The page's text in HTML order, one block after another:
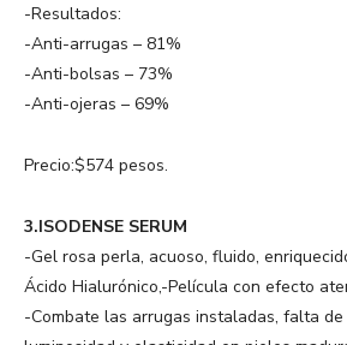
-Resultados:
-Anti-arrugas – 81%
-Anti-bolsas – 73%
-Anti-ojeras – 69%
Precio:$574 pesos.
3.ISODENSE SERUM
-Gel rosa perla, acuoso, fluido,
Ácido Hialurónico,-Película con efecto
-Combate las arrugas instaladas, falta de